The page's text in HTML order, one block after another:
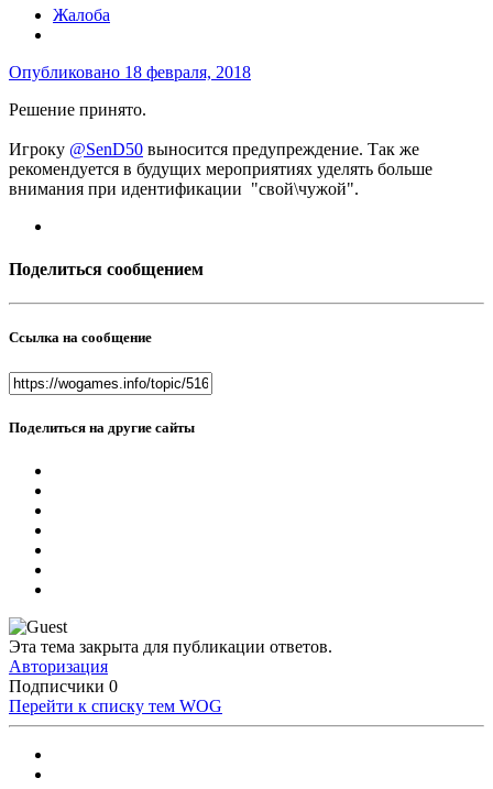
Жалоба
Опубликовано 18 февраля, 2018
Решение принято.
Игроку @SenD50 выносится предупреждение. Так же
рекомендуется в будущих мероприятиях уделять больше
внимания при идентификации "свой\чужой".
Поделиться сообщением
Ссылка на сообщение
Поделиться на другие сайты
Эта тема закрыта для публикации ответов.
Авторизация
Подписчики 0
Перейти к списку тем WOG